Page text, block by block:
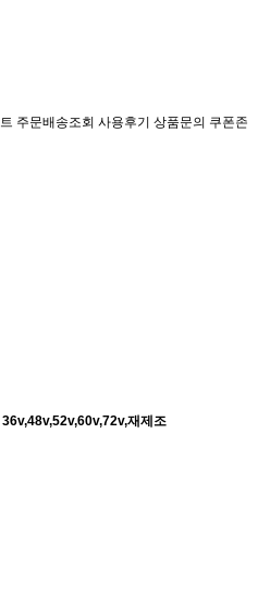
주문배송조회 사용후기 상품문의 쿠폰존
재제조